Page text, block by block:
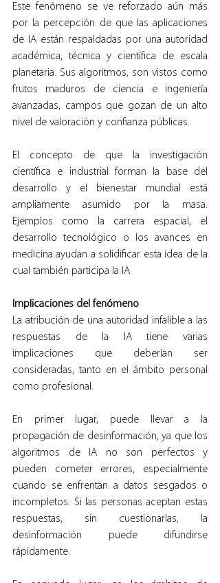
Este fenómeno se ve reforzado aún más
por la percepción de que las aplicaciones
de IA están respaldadas por una autoridad
académica, técnica y científica de escala
planetaria. Sus algoritmos, son vistos como
frutos maduros de ciencia e ingeniería
avanzadas, campos que gozan de un alto
nivel de valoración y confianza públicas.
El concepto de que la investigación
científica e industrial forman la base del
desarrollo y el bienestar mundial está
ampliamente asumido por la masa.
Ejemplos como la carrera espacial, el
desarrollo tecnológico o los avances en
medicina ayudan a solidificar esta idea de la
cual también participa la IA.
Implicaciones del fenómeno
La atribución de una autoridad infalible a las
respuestas de la IA tiene varias
implicaciones que deberían ser
consideradas, tanto en el ámbito personal
como profesional.
En primer lugar, puede llevar a la
propagación de desinformación, ya que los
algoritmos de IA no son perfectos y
pueden cometer errores, especialmente
cuando se enfrentan a datos sesgados o
incompletos. Si las personas aceptan estas
respuestas, sin cuestionarlas, la
desinformación puede difundirse
rápidamente.